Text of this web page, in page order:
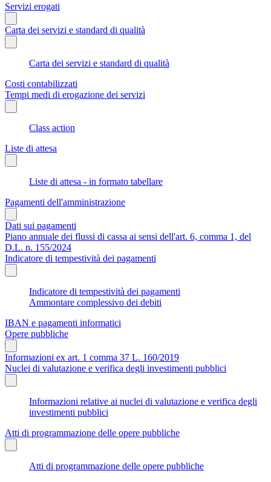
Servizi erogati
Carta dei servizi e standard di qualità
Carta dei servizi e standard di qualità
Costi contabilizzati
Tempi medi di erogazione dei servizi
Class action
Liste di attesa
Liste di attesa - in formato tabellare
Pagamenti dell'amministrazione
Dati sui pagamenti
Piano annuale dei flussi di cassa ai sensi dell'art. 6, comma 1, del
D.L. n. 155/2024
Indicatore di tempestività dei pagamenti
Indicatore di tempestività dei pagamenti
Ammontare complessivo dei debiti
IBAN e pagamenti informatici
Opere pubbliche
Informazioni ex art. 1 comma 37 L. 160/2019
Nuclei di valutazione e verifica degli investimenti pubblici
Informazioni relative ai nuclei di valutazione e verifica degli
investimenti pubblici
Atti di programmazione delle opere pubbliche
Atti di programmazione delle opere pubbliche